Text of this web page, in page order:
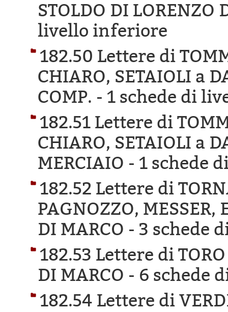
STOLDO DI LORENZO
livello inferiore
182.50 Lettere di
CHIARO, SETAIOLI a
COMP. - 1 schede di
182.51 Lettere di
CHIARO, SETAIOLI a
MERCIAIO - 1 schede
182.52 Lettere di
PAGNOZZO, MESSER,
DI MARCO - 3 schede
182.53 Lettere di
DI MARCO - 6 schede
182.54 Lettere di